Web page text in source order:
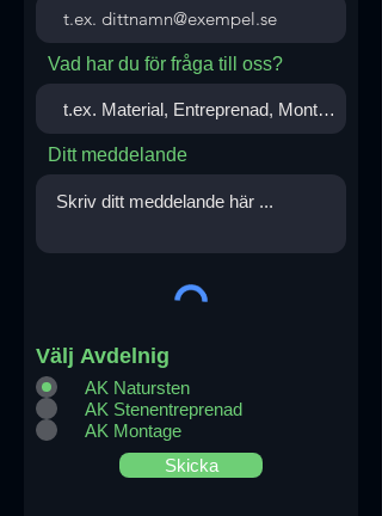
Vad har du för fråga till oss?
Ditt meddelande
Välj Avdelnig
AK Natursten
AK Stenentreprenad
AK Montage
Skicka